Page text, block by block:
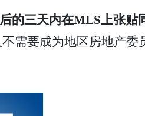
的三天内在MLS上张贴
需要成为地区房地产委